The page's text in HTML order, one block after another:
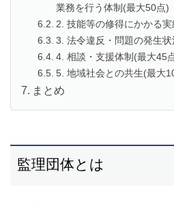
業務を行う体制(最大50点)
2. 技能等の修得にかかる実
3. 法令違反・問題の発生
4. 相談・支援体制(最大45
5. 地域社会との共生(最大
まとめ
監理団体とは